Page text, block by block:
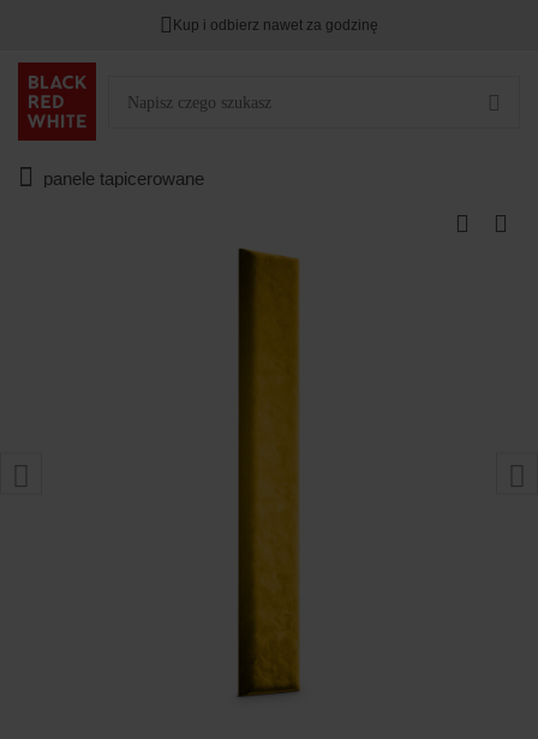
Kup i odbierz nawet za godzinę
panele tapicerowane